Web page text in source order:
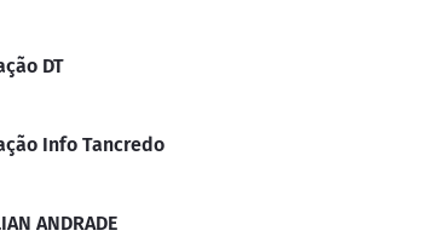
DT
Info Tancredo
ANDRADE